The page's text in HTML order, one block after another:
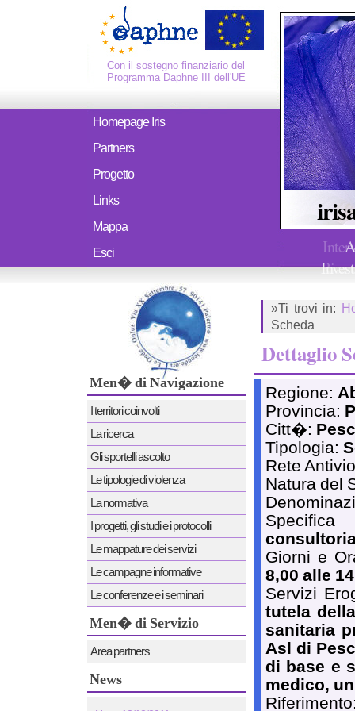
Con il sostegno finanziario del
Programma Daphne III dell'UE
Homepage Iris
Partners
Progetto
Links
Mappa
Esci
Men� di Navigazione
I territori coinvolti
La ricerca
Gli sportelli ascolto
Le tipologie di violenza
La normativa
I progetti, gli studi e i protocolli
Le mappature dei servizi
Le campagne informative
Le conferenze e i seminari
Men� di Servizio
Area partners
News
»Ti trovi in:
Scheda
Dettaglio
Regione:
Provincia:
Citt�:
Tipologia:
Rete
Natura del
Giorni e
8,00 alle
Servizi
tutela
sanitaria
Asl di
di base e
medico,